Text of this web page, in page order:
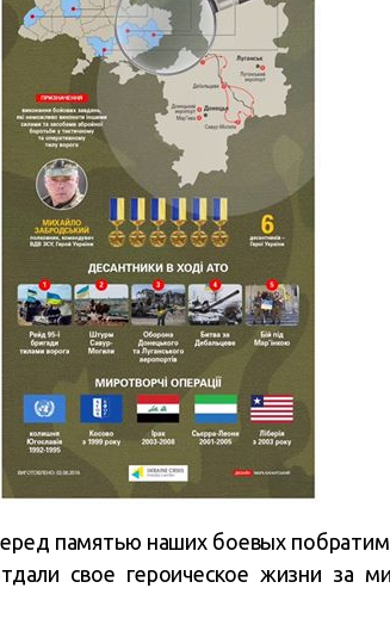
памятью наших боевых
свое героическое жизни за